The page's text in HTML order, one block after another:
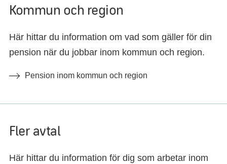
Kommun och region
Här hittar du information om vad som gäller för din
pension när du jobbar inom kommun och region.
Pension inom kommun och region
Fler avtal
Här hittar du information för dig som arbetar inom